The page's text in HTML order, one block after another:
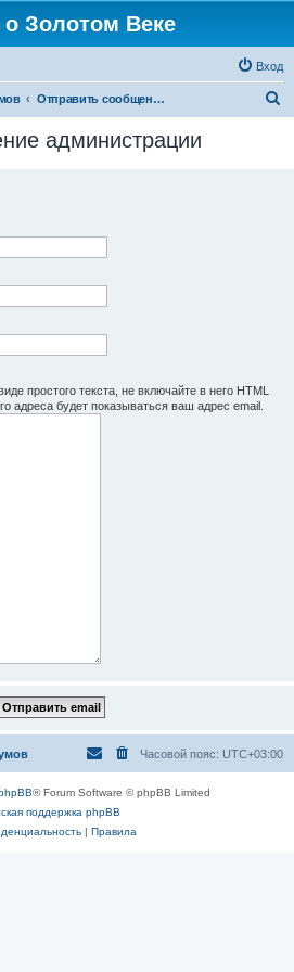
о Золотом Веке
Вход
Отправить сообщение администрации
администрации
простого текста, не включайте в него HTML
адреса будет показываться ваш адрес email.
Часовой пояс: UTC+03:00
® Forum Software © phpBB Limited
поддержка phpBB
| Правила